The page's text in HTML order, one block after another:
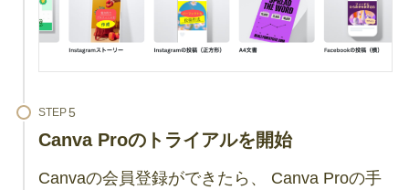
STEP
Canva Proのトライアルを開始
Canvaの会員登録ができたら、 Canva Proの手